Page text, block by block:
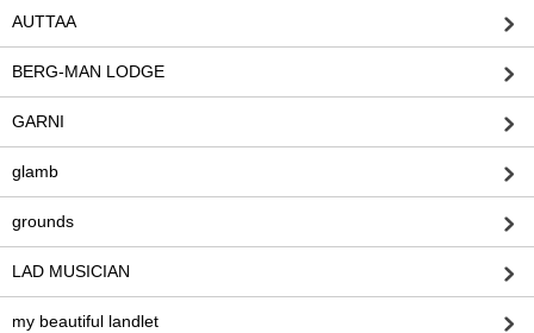
AUTTAA
BERG-MAN LODGE
GARNI
glamb
grounds
LAD MUSICIAN
my beautiful landlet